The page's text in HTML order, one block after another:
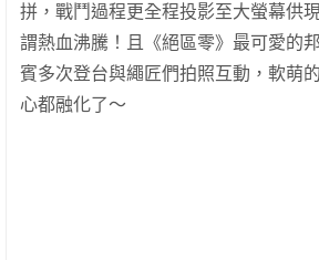
拼，戰鬥過程更全程投影至大螢幕供
謂熱血沸騰！且《絕區零》最可愛的
賓多次登台與繩匠們拍照互動，軟萌
心都融化了～